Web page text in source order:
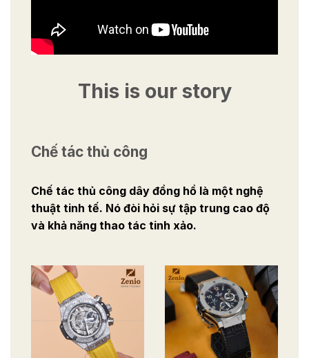
This is our story
Chế tác thủ công
Chế tác thủ công dây đồng hồ là một nghệ
thuật tinh tế. Nó đòi hỏi sự tập trung cao độ
và khả năng thao tác tinh xảo.